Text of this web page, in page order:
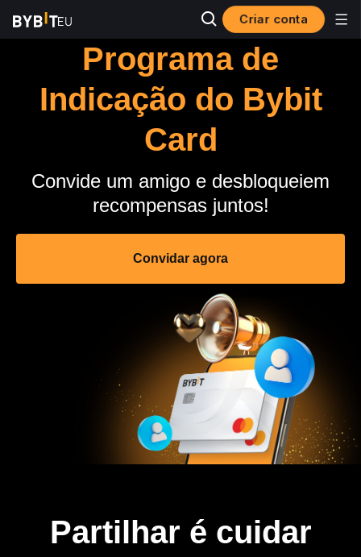
Criar conta
Programa de
Indicação do Bybit
Card
Convide um amigo e desbloqueiem
recompensas juntos!
Convidar agora
Partilhar é cuidar